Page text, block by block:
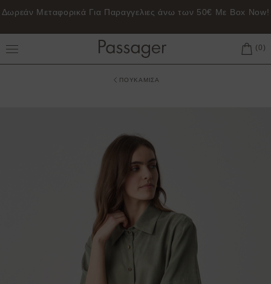
Now! Δωρεάν μεταφορικά για παραγγελίες 50€ και
Toggle Main Menu
ΠΟΥΚΑΜΙΣΑ